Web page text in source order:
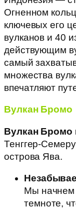
Огненном
ключевых его
вулканов и 40
действующим
самый
множества
впечатляют
Вулкан Бромо
Вулкан Бромо
Тенггер-
острова Ява.
Мы начнем
темноте,